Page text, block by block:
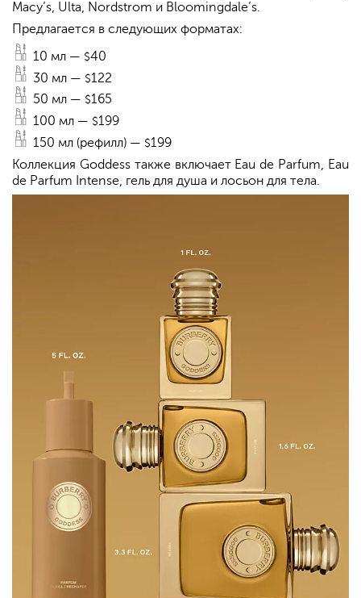
Macy’s, Ulta, Nordstrom и Bloomingdale’s.
Предлагается в следующих форматах:
10 мл — $40
30 мл — $122
50 мл — $165
100 мл — $199
150 мл (рефилл) — $199
Коллекция Goddess также включает Eau de Parfum, Eau
de Parfum Intense, гель для душа и лосьон для тела.